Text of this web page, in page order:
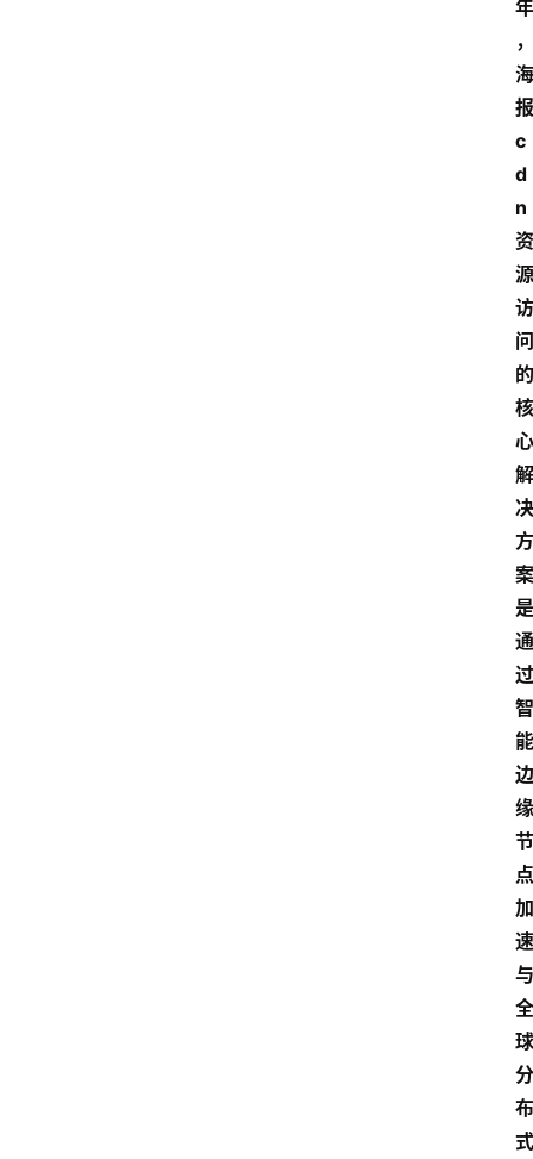
年
，
海
报
c
d
n
资
源
访
问
的
核
心
解
决
方
案
是
通
过
智
能
边
缘
节
点
加
速
与
全
球
分
布
式